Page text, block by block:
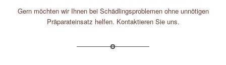
Gern möchten wir Ihnen bei Schädlingsproblemen ohne unnötigen
Präparateinsatz helfen. Kontaktieren Sie uns.